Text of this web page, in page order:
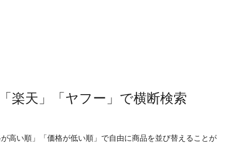
楽天」「ヤフー」で横断検索
高い順」「価格が低い順」で自由に商品を並び替えることが